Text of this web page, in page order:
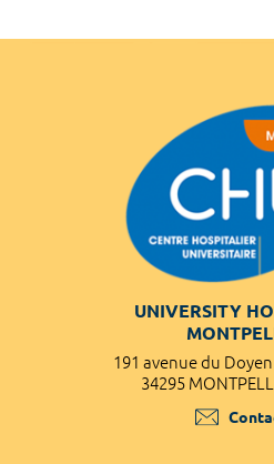
UNIVERSITY
191 avenue du
34295